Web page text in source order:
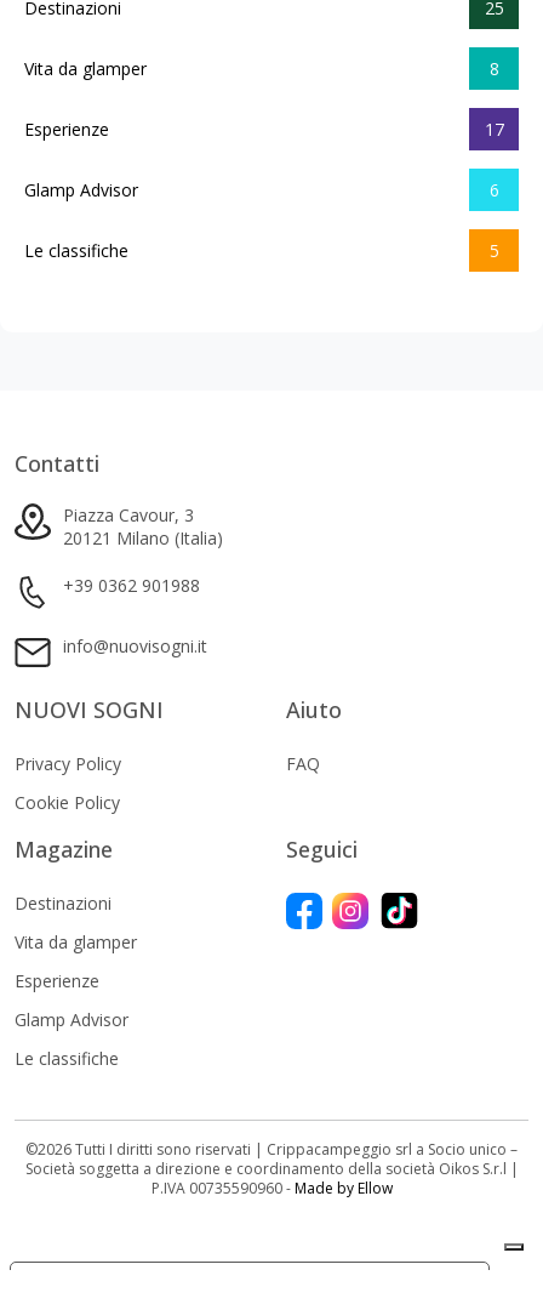
Destinazioni 25
Vita da glamper 8
Esperienze 17
Glamp Advisor 6
Le classifiche 5
Contatti
Piazza Cavour, 3
20121 Milano (Italia)
+39 0362 901988
info@nuovisogni.it
NUOVI SOGNI
Privacy Policy
Cookie Policy
Aiuto
FAQ
Magazine
Destinazioni
Vita da glamper
Esperienze
Glamp Advisor
Le classifiche
Seguici
©2026 Tutti I diritti sono riservati | Crippacampeggio srl a Socio unico –
Società soggetta a direzione e coordinamento della società Oikos S.r.l |
P.IVA 00735590960 -Made by Ellow